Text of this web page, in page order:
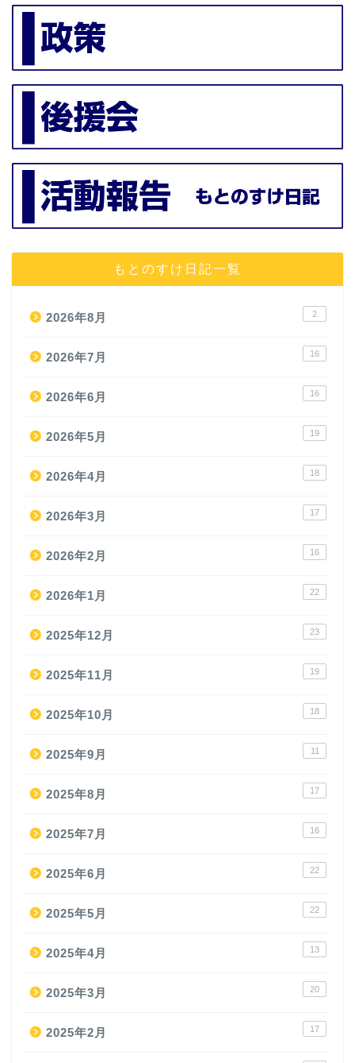
もとのすけ日記一覧
2026年8月 2
2026年7月 16
2026年6月 16
2026年5月 19
2026年4月 18
2026年3月 17
2026年2月 16
2026年1月 22
2025年12月 23
2025年11月 19
2025年10月 18
2025年9月 11
2025年8月 17
2025年7月 16
2025年6月 22
2025年5月 22
2025年4月 13
2025年3月 20
2025年2月 17